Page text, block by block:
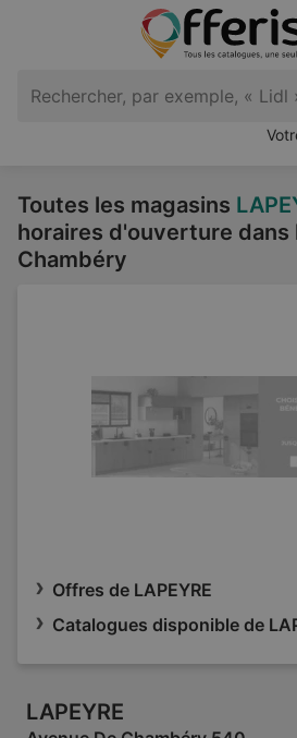
Toutes les magasins
horaires d'ouverture dans
Chambéry
Offres de LAPEYRE
Catalogues disponible de
LAPEYRE